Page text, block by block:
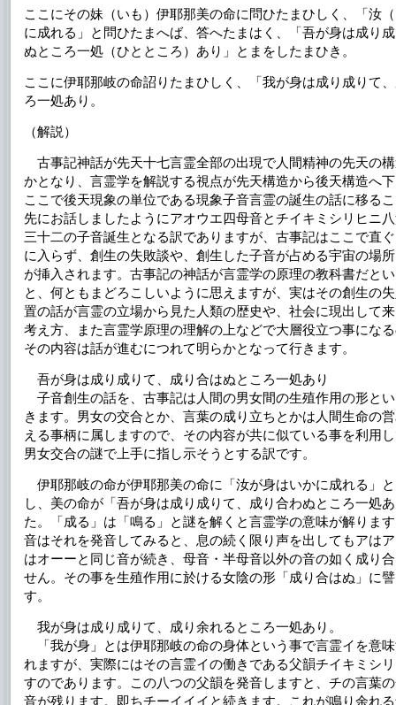
ここにその妹（いも）伊耶那美の命に問ひたまひしく、「汝
に成れる」と問ひたまへば、答へたまはく、「吾が身は成り
ぬところ一処（ひとところ）あり」とまをしたまひき。
ここに伊耶那岐の命詔りたまひしく、「我が身は成り成りて
ろ一処あり。
（解説）
古事記神話が先天十七言霊全部の出現で人間精神の先天の
かとなり、言霊学を解説する視点が先天構造から後天構造へ
ここで後天現象の単位である現象子音言霊の誕生の話に移る
先にお話しましたようにアオウエ四母音とチイキミシリヒニ
三十二の子音誕生となる訳でありますが、古事記はここで直
に入らず、創生の失敗談や、創生した子音が占める宇宙の場
が挿入されます。古事記の神話が言霊学の原理の教科書だと
と、何ともまどろこしいように思えますが、実はその創生の
置の話が言霊の立場から見た人類の歴史や、社会に現出して
考え方、また言霊学原理の理解の上などで大層役立つ事にな
その内容は話が進むにつれて明らかとなって行きます。
吾が身は成り成りて、成り合はぬところ一処あり
子音創生の話を、古事記は人間の男女間の生殖作用の形と
きます。男女の交合とか、言葉の成り立ちとかは人間生命の
える事柄に属しますので、その内容が共に似ている事を利用
男女交合の謎で上手に指し示そうとする訳です。
伊耶那岐の命が伊耶那美の命に「汝が身はいかに成れる」
し、美の命が「吾が身は成り成りて、成り合わぬところ一処
た。「成る」は「鳴る」と謎を解くと言霊学の意味が解りま
音はそれを発音してみると、息の続く限り声を出してもアは
はオーーと同じ音が続き、母音・半母音以外の音の如く成り
せん。その事を生殖作用に於ける女陰の形「成り合はぬ」に
す。
我が身は成り成りて、成り余れるところ一処あり。
「我が身」とは伊耶那岐の命の身体という事で言霊イを意
れますが、実際にはその言霊イの働きである父韻チイキミシ
すのであります。この八つの父韻を発音しますと、チの言葉
音が残ります。即ちチーイイイと続きます。これが鳴り余れ